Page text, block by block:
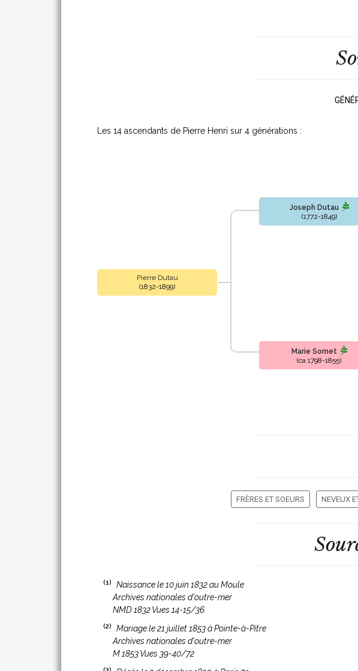
Les 14 ascendants de Pierre Henri sur 4 générations :
Pierre Dutau
(1832-1899)
Joseph Dutau
(1772-1849)
Marie Sornet
(ca 1798-1855)
FRÈRES ET SOEURS NEVEUX
(1)
Naissance le 10 juin 1832 au Moule
Archives nationales d'outre-mer
NMD 1832 Vues 14-15/36
(2)
Mariage le 21 juillet 1853 à Pointe-à-Pitre
Archives nationales d'outre-mer
M 1853 Vues 39-40/72